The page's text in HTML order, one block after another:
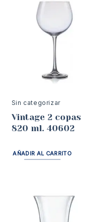
Sin categorizar
Vintage 2 copas
820 ml. 40602
AÑADIR AL CARRITO